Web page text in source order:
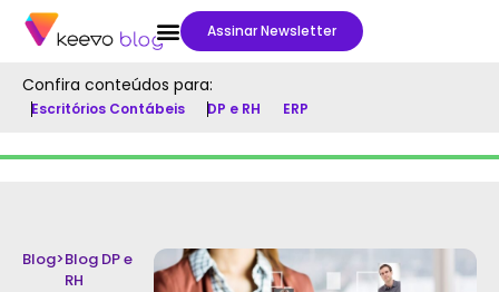
Assinar Newsletter
Confira conteúdos para:
Escritórios Contábeis DP e RH ERP
Blog>Blog DP e
RH